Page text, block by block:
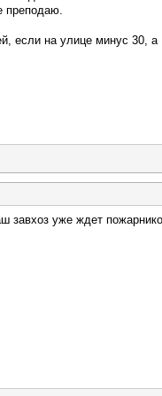
преподаю.
если на улице минус 30, а
завхоз уже ждет